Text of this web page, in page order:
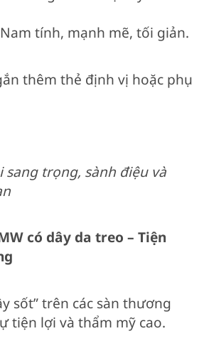
tính, mạnh mẽ, tối giản.
thêm thẻ định vị hoặc phụ
sang trọng, sành điệu và
có dây da treo – Tiện
sốt” trên các sàn thương
tiện lợi và thẩm mỹ cao.